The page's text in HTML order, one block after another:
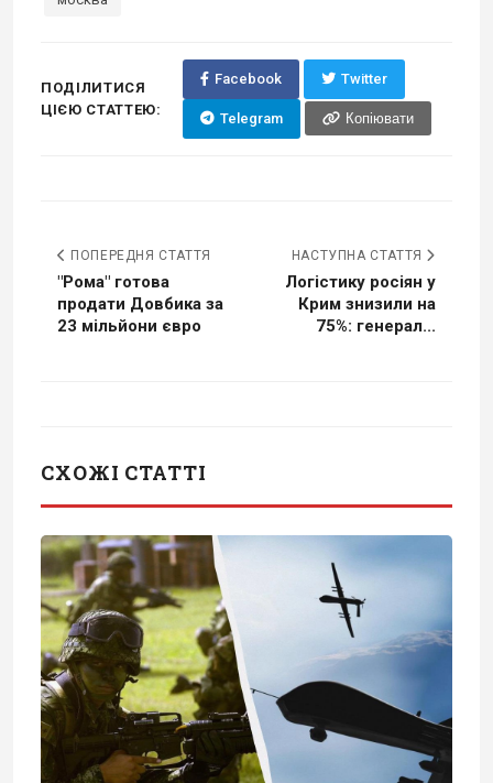
ПОДІЛИТИСЯ
ЦІЄЮ СТАТТЕЮ:
Facebook Twitter
Telegram Копіювати
ПОПЕРЕДНЯ СТАТТЯ
"Рома" готова
продати Довбика за
23 мільйони євро
НАСТУПНА СТАТТЯ
Логістику росіян у
Крим знизили на
75%: генерал...
СХОЖІ СТАТТІ